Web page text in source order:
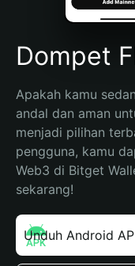
Español (Argentina)
Dompet
Apakah kamu
andal dan aman
menjadi pilihan
pengguna, kamu
Web3 di Bitget
sekarang!
Unduh Android